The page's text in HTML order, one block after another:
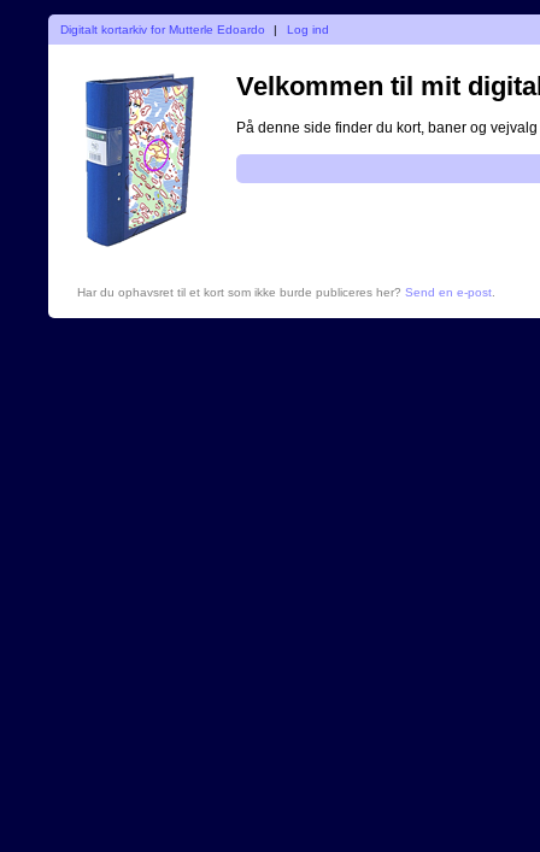
Digitalt kortarkiv for Mutterle Edoardo | Log ind
Velkommen til mit
På denne side finder du kort, baner og
Har du ophavsret til et kort som ikke burde publiceres her? Send en e-post